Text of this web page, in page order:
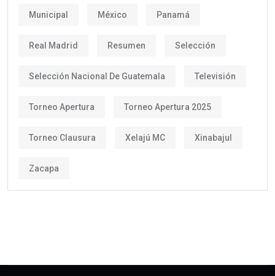
Municipal México Panamá
Real Madrid Resumen Selección
Selección Nacional De Guatemala Televisión
Torneo Apertura Torneo Apertura 2025
Torneo Clausura Xelajú MC Xinabajul
Zacapa